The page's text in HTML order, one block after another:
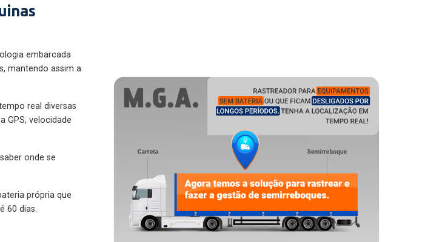
embarcada
mantendo assim a
real diversas
GPS, velocidade
onde se
própria que
60 dias.